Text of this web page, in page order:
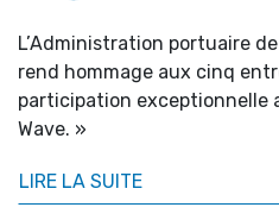
L’Administration portuaire
rend hommage aux cinq
participation exceptionnelle
Wave. »
LIRE LA SUITE